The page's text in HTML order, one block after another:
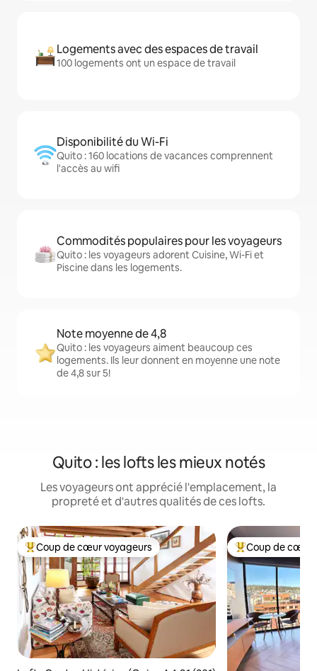
Logements avec des espaces de travail
100 logements ont un espace de travail
Disponibilité du Wi-Fi
Quito : 160 locations de vacances comprennent
l'accès au wifi
Commodités populaires pour les voyageurs
Quito : les voyageurs adorent Cuisine, Wi-Fi et
Piscine dans les logements.
Note moyenne de 4,8
Quito : les voyageurs aiment beaucoup ces
logements. Ils leur donnent en moyenne une note
de 4,8 sur 5!
Quito : les lofts les mieux notés
Les voyageurs ont apprécié l'emplacement, la
propreté et d'autres qualités de ces lofts.
Coup de cœur voyageurs parmi les plus aimés
Coup de cœur voyageurs Coup de cœur
Coup de cœur